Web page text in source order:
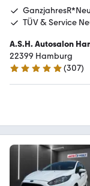
TÜV & Service
A.S.H. Autosalon
22399 Hamburg
4.9 Sterne
(307)